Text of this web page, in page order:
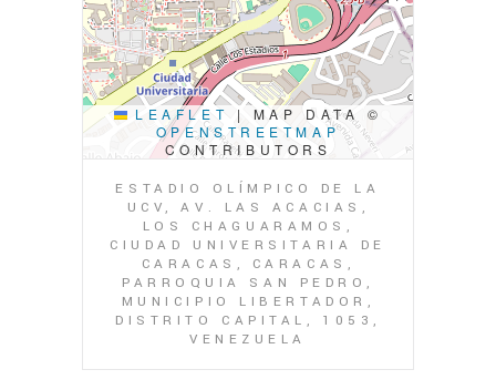
LEAFLET |
MAP DATA ©
OPENSTREETMAP
CONTRIBUTORS
ESTADIO OLÍMPICO DE LA
UCV, AV. LAS ACACIAS,
LOS CHAGUARAMOS,
CIUDAD UNIVERSITARIA DE
CARACAS, CARACAS,
PARROQUIA SAN PEDRO,
MUNICIPIO LIBERTADOR,
DISTRITO CAPITAL, 1053,
VENEZUELA